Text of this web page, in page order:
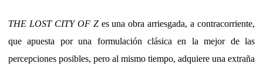
THE LOST CITY OF Zes una obra arriesgada, a contracorriente,
que apuesta por una formulación clásica en la mejor de las
percepciones posibles, pero al mismo tiempo, adquiere una extraña